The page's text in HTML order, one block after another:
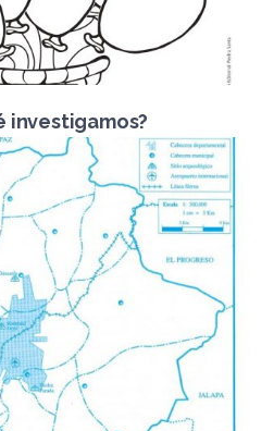
investigamos?